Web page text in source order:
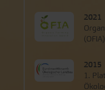
2021
2015
1.